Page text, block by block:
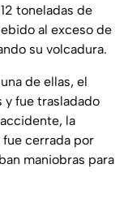
toneladas de
al exceso de
su volcadura.
de ellas, el
fue trasladado
la
cerrada por
maniobras para